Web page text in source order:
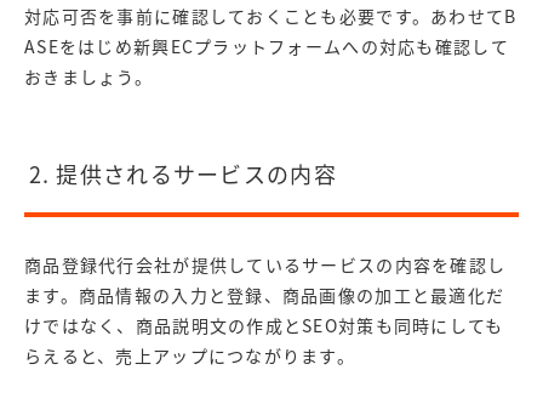
対応可否を事前に確認しておくことも必要です。あわせてB
ASEをはじめ新興ECプラットフォームへの対応も確認して
おきましょう。
2. 提供されるサービスの内容
商品登録代行会社が提供しているサービスの内容を確認し
ます。商品情報の入力と登録、商品画像の加工と最適化だ
けではなく、商品説明文の作成とSEO対策も同時にしても
らえると、売上アップにつながります。